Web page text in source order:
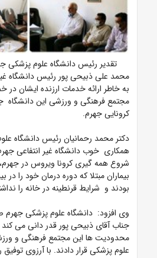
تقدیر رئیس دانشگاه علوم پزشکی
محمد علی ذبیحی پور رئیس دانشگاه
به خاطر ارائه خدمات ارزنده ایشان
مجتمع فرهنگی و ورزشی این دانشگاه
کرونایی جهرم.
دکتر محمد رحمانیان رئیس دانشگاه
همکاری خوب دانشگاه غیر انتفاعی
شروع همه گیری کرونا ویروس در
بیماران مبتلا که دوره درمان خود را در
بودند و شرایط قرنطینه در خانه را
وی افزود: دانشگاه علوم پزشکی جهرم
جناب آقای ذبیحی پور قدر دانی می کند
محدودیت ها این مجتمع فرهنگی و
علوم پزشکی قرار دادند. با آرزوی